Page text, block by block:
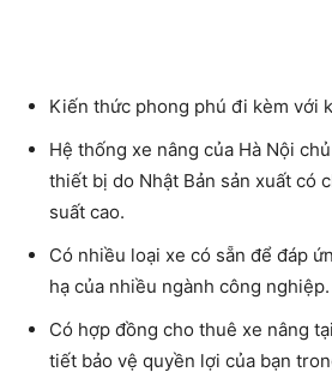
Kiến thức phong phú đi kèm với
Hệ thống xe nâng của Hà Nội
thiết bị do Nhật Bản sản xuất có
suất cao.
Có nhiều loại xe có sẵn để đáp
hạ của nhiều ngành công nghiệp.
Có hợp đồng cho thuê xe nâng
tiết bảo vệ quyền lợi của bạn